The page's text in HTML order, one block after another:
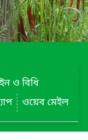
ও বিধি
ওয়েব মেইল